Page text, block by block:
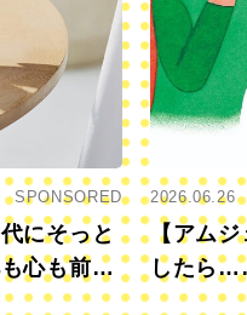
SPONSORED
にそっと
心も前向
2026.06.26
【アムジ
したら
すか？